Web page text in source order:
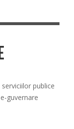
publice
guvernare